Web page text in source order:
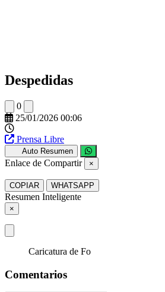
Despedidas
0
25/01/2026 00:06
Prensa Libre
Auto Resumen
Enlace de Compartir ×
COPIAR WHATSAPP
Resumen Inteligente
×
Caricatura de Fo
Comentarios